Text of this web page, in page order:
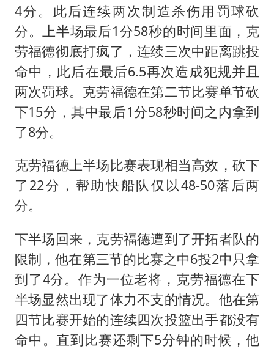
4分。此后连续两次制造杀伤用罚球砍
分。上半场最后1分58秒的时间里面，克
劳福德彻底打疯了，连续三次中距离跳投
命中，此后在最后6.5再次造成犯规并且
两次罚球。克劳福德在第二节比赛单节砍
下15分，其中最后1分58秒时间之内拿到
了8分。
克劳福德上半场比赛表现相当高效，砍下
了22分，帮助快船队仅以48-50落后两
分。
下半场回来，克劳福德遭到了开拓者队的
限制，他在第三节的比赛之中6投2中只拿
到了4分。作为一位老将，克劳福德在下
半场显然出现了体力不支的情况。他在第
四节比赛开始的连续四次投篮出手都没有
命中。直到比赛还剩下5分钟的时候，他